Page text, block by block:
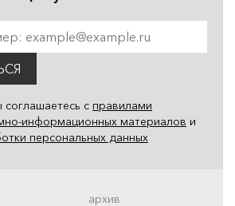
соглашаетесь с правилами
информационных материалов и
персональных данных
архив